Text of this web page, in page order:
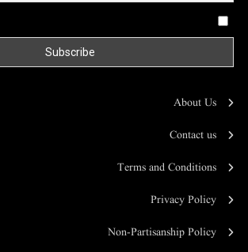
About Us
Contact us
Terms and Conditions
Privacy Policy
Non-Partisanship Policy